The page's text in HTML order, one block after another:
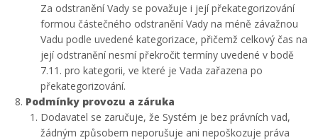
Za odstranění Vady se považuje i její překategorizování
formou částečného odstranění Vady na méně závažnou
Vadu podle uvedené kategorizace, přičemž celkový čas na
její odstranění nesmí překročit termíny uvedené v bodě
7.11. pro kategorii, ve které je Vada zařazena po
překategorizování.
Podmínky provozu a záruka
Dodavatel se zaručuje, že Systém je bez právních vad,
žádným způsobem neporušuje ani nepoškozuje práva